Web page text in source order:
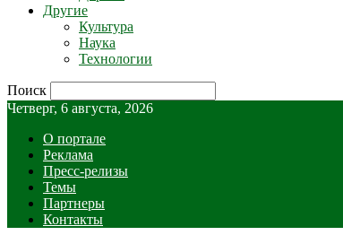
Другие
Культура
Наука
Технологии
Поиск
Четверг, 6 августа, 2026
О портале
Реклама
Пресс-релизы
Темы
Партнеры
Контакты